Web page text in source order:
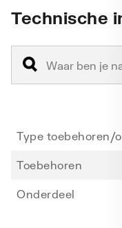
Technische
Type toebehoren/
Toebehoren
Onderdeel